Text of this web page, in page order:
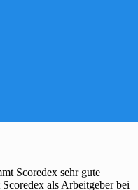
Scoredex sehr gute
als Arbeitgeber bei